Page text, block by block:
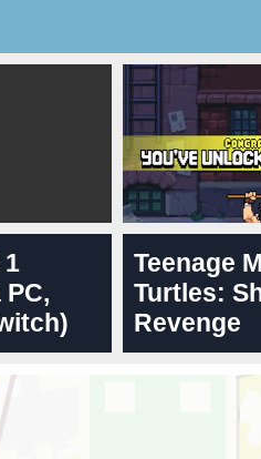
Teenage
Turtles:
Revenge